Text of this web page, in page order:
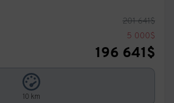
201 641$
5 000$
196 641$
10 km